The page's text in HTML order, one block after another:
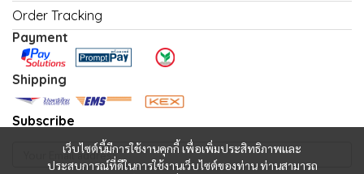
เว็บไซต์นี้มีการใช้งานคุกกี้ เพื่อเพิ่มประสิทธิภาพและ
ประสบการณ์ที่ดีในการใช้งานเว็บไซต์ของท่าน ท่านสามารถ
Order Tracking
Payment
Shipping
Subscribe